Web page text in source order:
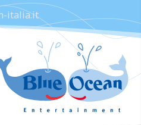
italia.it